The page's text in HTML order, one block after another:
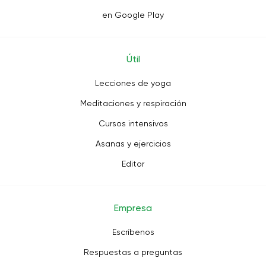
en Google Play
Útil
Lecciones de yoga
Meditaciones y respiración
Cursos intensivos
Asanas y ejercicios
Editor
Empresa
Escríbenos
Respuestas a preguntas